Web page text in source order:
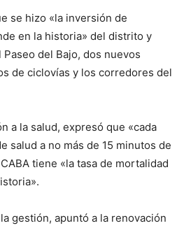
se hizo «la inversión de
en la historia» del distrito y
del Bajo, dos nuevos
de ciclovías y los corredores del
a la salud, expresó que «cada
salud a no más de 15 minutos de
tiene «la tasa de mortalidad
gestión, apuntó a la renovación